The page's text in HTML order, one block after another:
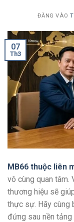
ĐĂNG VÀO
07
Th3
MB66 thuộc liên
vô cùng quan tâm.
thương hiệu sẽ
thực sự. Hãy cùng
đứng sau nền tảng